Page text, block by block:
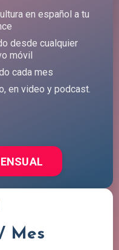
en español a tu
desde cualquier
móvil
cada mes
en video y podcast.
Mes